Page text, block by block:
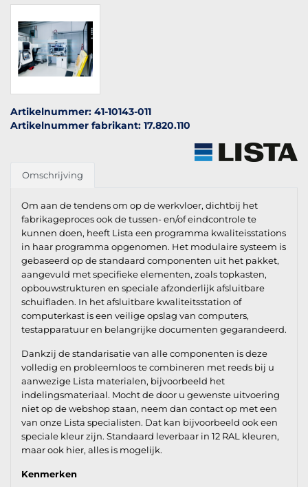
Artikelnummer: 41-10143-011
Artikelnummer fabrikant: 17.820.110
Omschrijving
Om aan de tendens om op de werkvloer, dichtbij het
fabrikageproces ook de tussen- en/of eindcontrole te
kunnen doen, heeft Lista een programma kwaliteisstations
in haar programma opgenomen. Het modulaire systeem is
gebaseerd op de standaard componenten uit het pakket,
aangevuld met specifieke elementen, zoals topkasten,
opbouwstrukturen en speciale afzonderlijk afsluitbare
schuifladen. In het afsluitbare kwaliteitsstation of
computerkast is een veilige opslag van computers,
testapparatuur en belangrijke documenten gegarandeerd.
Dankzij de standarisatie van alle componenten is deze
volledig en probleemloos te combineren met reeds bij u
aanwezige Lista materialen, bijvoorbeeld het
indelingsmateriaal. Mocht de door u gewenste uitvoering
niet op de webshop staan, neem dan contact op met een
van onze Lista specialisten. Dat kan bijvoorbeeld ook een
speciale kleur zijn. Standaard leverbaar in 12 RAL kleuren,
maar ook hier, alles is mogelijk.
Kenmerken